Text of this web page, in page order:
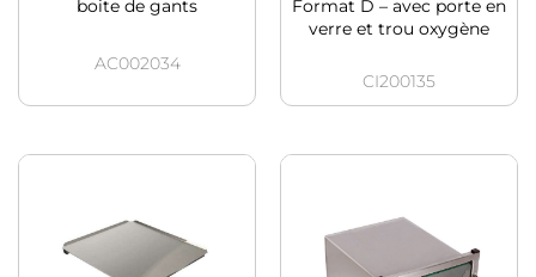
boite de gants
AC002034
Format D – avec porte en
verre et trou oxygène
CI200135